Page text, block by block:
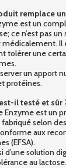
remplace
est un
ce n’est pas
médicalement. Il
tolérer une
un apport
protéines.
il testé et sûr
Enzyme est un
selon
aux
(EFSA).
d’une solution
au lactose.